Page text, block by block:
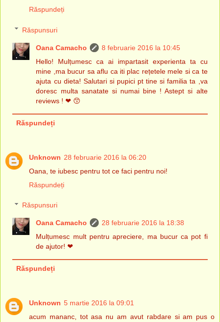
Răspundeți
Răspunsuri
Oana Camacho
8 februarie 2016 la 10:45
Hello! Mulțumesc ca ai impartasit experienta ta cu
mine ,ma bucur sa aflu ca iti plac rețetele mele si ca te
ajuta cu dieta! Salutari si pupici pt tine si familia ta ,va
doresc multa sanatate si numai bine ! Astept si alte
reviews ! ❤ 😙
Răspundeți
Unknown 28 februarie 2016 la 06:20
Oana, te iubesc pentru tot ce faci pentru noi!
Răspundeți
Răspunsuri
Oana Camacho
28 februarie 2016 la 18:38
Mulțumesc mult pentru apreciere, ma bucur ca pot fi
de ajutor! ❤
Răspundeți
Unknown 5 martie 2016 la 09:01
acum mananc, tot asa nu am avut rabdare si am pus o